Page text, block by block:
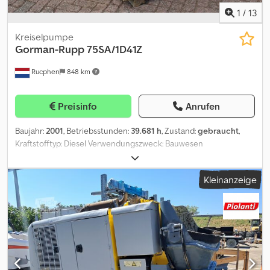
1 / 13
Rucphen 848 km
Kreiselpumpe
Gorman-Rupp75SA/1D41Z
Preisinfo Anrufen
Baujahr: 2001, Betriebsstunden: 39.681 h, Zustand:gebraucht,
Kraftstofftyp: Diesel Verwendungszweck: Bauwesen
Verwendbares Material: Wasser Leergewicht: 530 kg Motormarke:
Hatz 1D41Z Wenden Sie sich an J.A.J. Jansen, um weitere
Informationen zu erhalten. Dcedjww Sm Djpfx Ab HskKleinanzeige